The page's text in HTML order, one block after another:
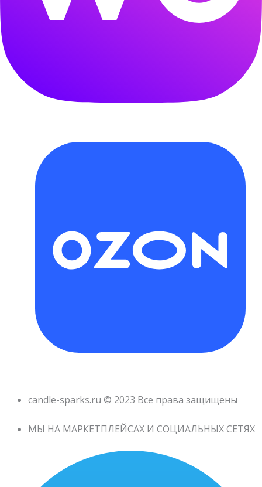
candle-sparks.ru © 2023 Все права защищены
МЫ НА МАРКЕТПЛЕЙСАХ И СОЦИАЛЬНЫХ СЕТЯХ